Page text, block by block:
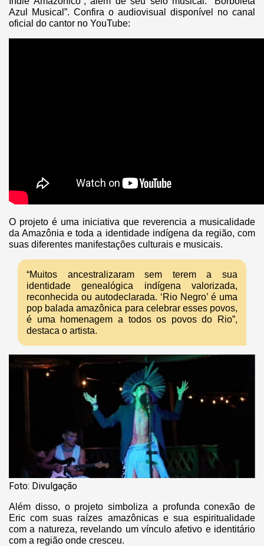
Azul Musical”. Confira o audiovisual disponível no canal
oficial do cantor no YouTube:
O projeto é uma iniciativa que reverencia a musicalidade
da Amazônia e toda a identidade indígena da região, com
suas diferentes manifestações culturais e musicais.
“Muitos ancestralizaram sem terem a sua
identidade genealógica indígena valorizada,
reconhecida ou autodeclarada. ‘Rio Negro’ é uma
pop balada amazônica para celebrar esses povos,
é uma homenagem a todos os povos do Rio”,
destaca o artista.
Foto: Divulgação
Além disso, o projeto simboliza a profunda conexão de
Eric com suas raízes amazônicas e sua espiritualidade
com a natureza, revelando um vínculo afetivo e identitário
com a região onde cresceu.